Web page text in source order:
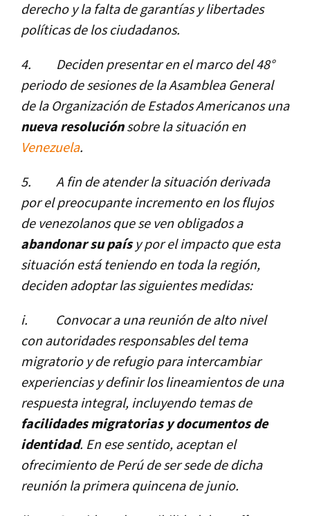
derecho y la falta de garantí­as y libertades
polí­ticas de los ciudadanos.
4.
Deciden presentar en el marco del 48°
periodo de sesiones de la Asamblea General
de la Organización de Estados Americanos una
nueva resoluciónsobre la situación en
Venezuela.
5.
A fin de atender la situación derivada
por el preocupante incremento en los flujos
de venezolanos que se ven obligados a
abandonar su paí­sy por el impacto que esta
situación está teniendo en toda la región,
deciden adoptar las siguientes medidas:
i.
Convocar a una reunión de alto nivel
con autoridades responsables del tema
migratorio y de refugio para intercambiar
experiencias y definir los lineamientos de una
respuesta integral, incluyendo temas de
facilidades migratorias y documentos de
identidad. En ese sentido, aceptan el
ofrecimiento de Perú de ser sede de dicha
reunión la primera quincena de junio.